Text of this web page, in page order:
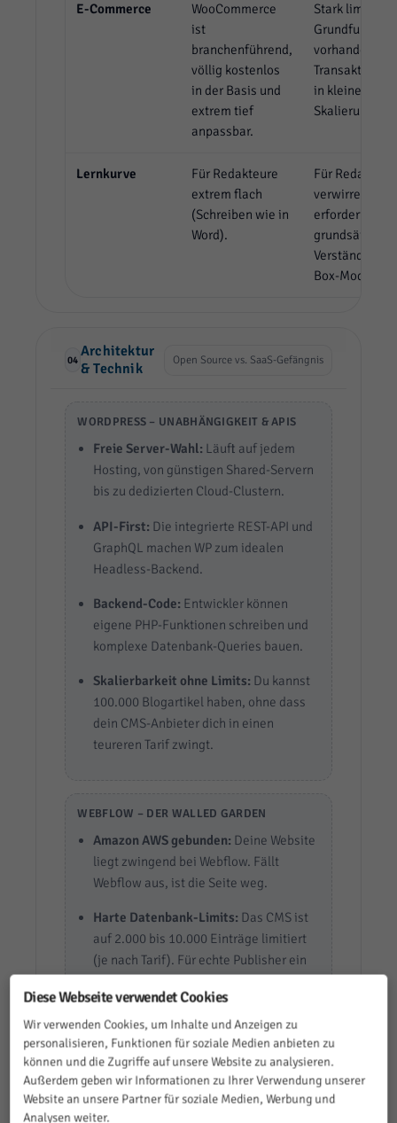
E-Commerce
WooCommerce
ist
branchenführend,
völlig kostenlos
in der Basis und
extrem tief
anpassbar.
Stark limitiert.
vorhanden,
in kleinen
Skalierung
Lernkurve
Für Redakteure
extrem flach
(Schreiben wie in
Word).
Für
verwirrend;
erfordert ein
Verständnis
Box-Modells.
04 Architektur
& Technik
Open Source vs. SaaS-Gefängnis
WORDPRESS – UNABHÄNGIGKEIT & APIS
Freie Server-Wahl: Läuft auf jedem
Hosting, von günstigen Shared-Servern
bis zu dedizierten Cloud-Clustern.
API-First: Die integrierte REST-API und
GraphQL machen WP zum idealen
Headless-Backend.
Backend-Code: Entwickler können
eigene PHP-Funktionen schreiben und
komplexe Datenbank-Queries bauen.
Skalierbarkeit ohne Limits: Du kannst
100.000 Blogartikel haben, ohne dass
dein CMS-Anbieter dich in einen
teureren Tarif zwingt.
WEBFLOW – DER WALLED GARDEN
Amazon AWS gebunden: Deine Website
liegt zwingend bei Webflow. Fällt
Webflow aus, ist die Seite weg.
Harte Datenbank-Limits: Das CMS ist
auf 2.000 bis 10.000 Einträge limitiert
(je nach Tarif). Für echte Publisher ein
Kein serverseitiger Code:
Möglichkeit, PHP, Node.js oder eigene
Datenbanken auf der Plattform laufen
zu lassen.
Abhängigkeit:
Diese Webseite verwendet Cookies
Wir verwenden Cookies, um Inhalte und Anzeigen zu
personalisieren, Funktionen für soziale Medien anbieten zu
können und die Zugriffe auf unsere Website zu analysieren.
Außerdem geben wir Informationen zu Ihrer Verwendung unserer
Website an unsere Partner für soziale Medien, Werbung und
Analysen weiter.